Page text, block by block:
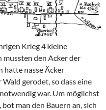
Krieg 4 kleine
mussten den Acker der
hatte nasse Äcker
gerodet, so dass eine
war. Um möglichst
man den Bauern an, sich